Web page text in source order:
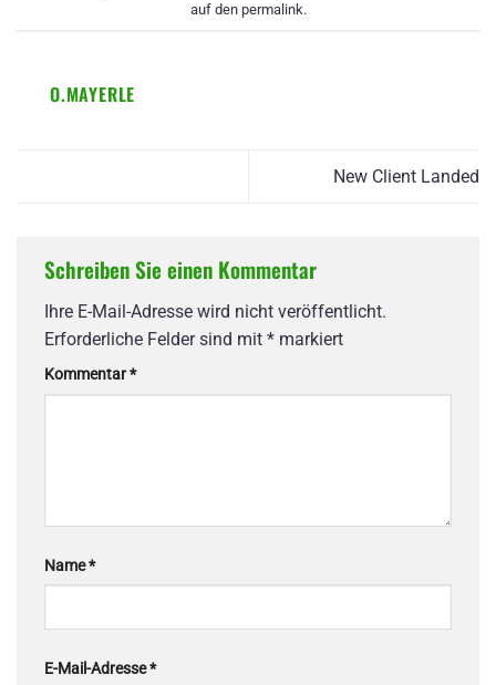
auf den permalink.
O.MAYERLE
New Client Landed
Schreiben Sie einen Kommentar
Ihre E-Mail-Adresse wird nicht veröffentlicht.
Erforderliche Felder sind mit * markiert
Kommentar*
Name*
E-Mail-Adresse*